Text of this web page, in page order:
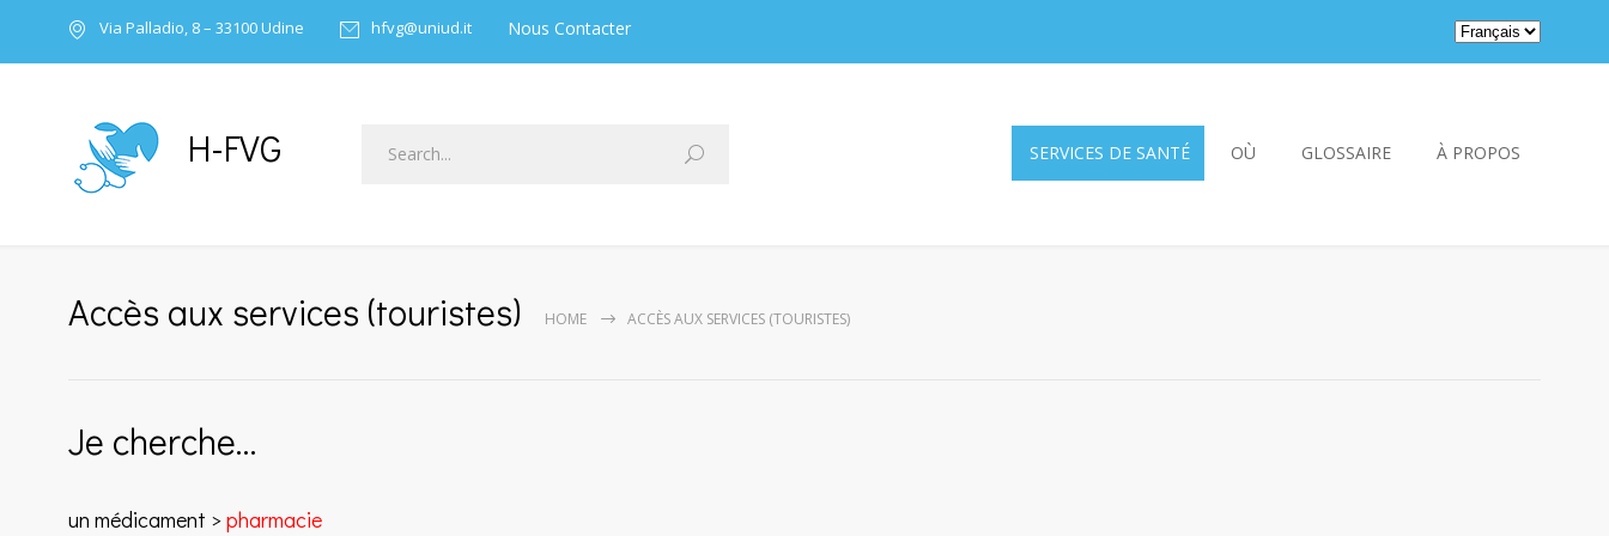
Via Palladio, 8 – 33100 Udine hfvg@uniud.it Nous Contacter
H-FVG SERVICES DE SANTÉ OÙ GLOSSAIRE À PROPOS
Accès aux services (touristes) HOME ACCÈS AUX SERVICES (TOURISTES)
Je cherche…
un médicament >pharmacie